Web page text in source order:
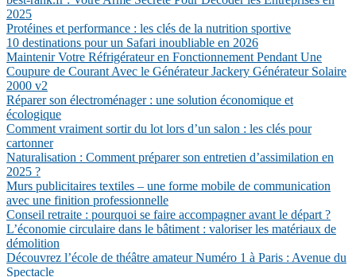
2025
Protéines et performance : les clés de la nutrition sportive
10 destinations pour un Safari inoubliable en 2026
Maintenir Votre Réfrigérateur en Fonctionnement Pendant Une
Coupure de Courant Avec le Générateur Jackery Générateur Solaire
2000 v2
Réparer son électroménager : une solution économique et
écologique
Comment vraiment sortir du lot lors d’un salon : les clés pour
cartonner
Naturalisation : Comment préparer son entretien d’assimilation en
2025 ?
Murs publicitaires textiles – une forme mobile de communication
avec une finition professionnelle
Conseil retraite : pourquoi se faire accompagner avant le départ ?
L’économie circulaire dans le bâtiment : valoriser les matériaux de
démolition
Découvrez l’école de théâtre amateur Numéro 1 à Paris : Avenue du
Spectacle